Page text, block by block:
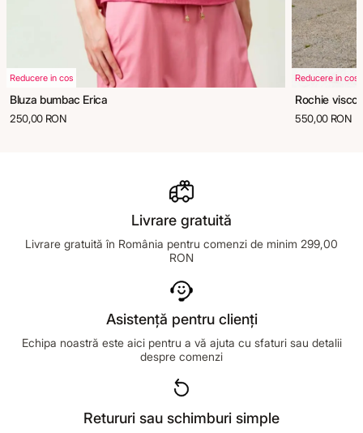
Reducere in cos
Bluza bumbac Erica
250,00 RON
Reducere in cos
Rochie
550,00 RON
Livrare gratuită
Livrare gratuită în România pentru comenzi de minim 299,00
RON
Asistență pentru clienți
Echipa noastră este aici pentru a vă ajuta cu sfaturi sau detalii
despre comenzi
Retururi sau schimburi simple